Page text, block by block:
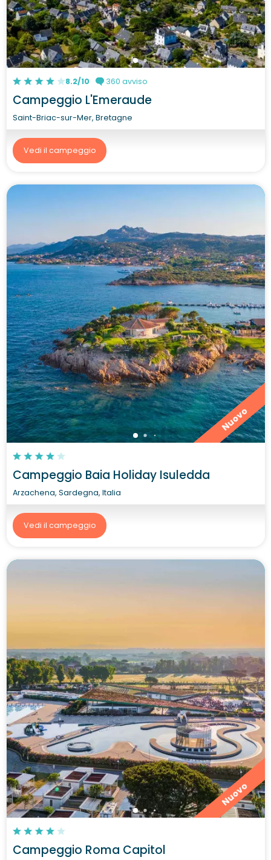
8.2/10 360 avviso
Campeggio L'Emeraude
Saint-Briac-sur-Mer, Bretagne
Vedi il campeggio
Nuovo
Campeggio Baia Holiday Isuledda
Arzachena, Sardegna, Italia
Vedi il campeggio
Nuovo
Campeggio Roma Capitol